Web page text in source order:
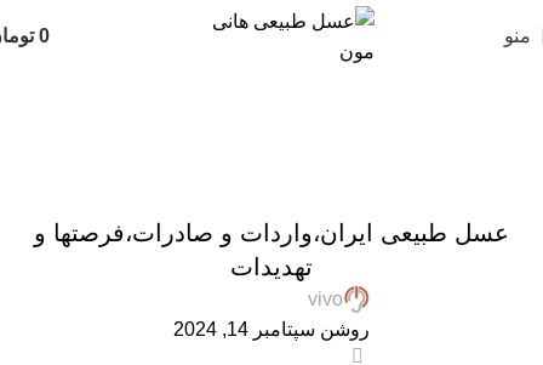
منو 0
عسل طبیعی ایران،واردات و صادرات،فرصتها و
تهدیدات
vivo
روشن سپتامبر 14, 2024